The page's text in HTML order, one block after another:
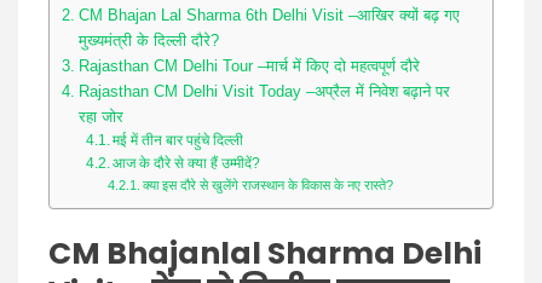
CM Bhajan Lal Sharma 6th Delhi Visit –आखिर क्यों बढ़ गए
मुख्यमंत्री के दिल्ली दौरे?
Rajasthan CM Delhi Tour –मार्च में किए दो महत्वपूर्ण दौरे
Rajasthan CM Delhi Visit Today –अप्रैल में निवेश बढ़ाने पर
रहा जोर
मई में तीन बार पहुंचे दिल्ली
आज के दौरे से क्या हैं उम्मीदें?
क्या इस दौरे से खुलेंगे राजस्थान के विकास के नए रास्ते?
CM Bhajanlal Sharma Delhi